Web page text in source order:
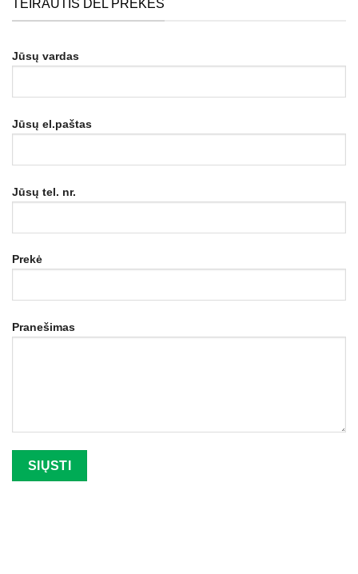
TEIRAUTIS DĖL PREKĖS
Jūsų vardas
Jūsų el.paštas
Jūsų tel. nr.
Prekė
Pranešimas